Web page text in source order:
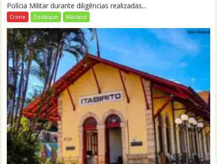
Polícia Militar durante diligências realizadas...
Crime Destaque Mariana